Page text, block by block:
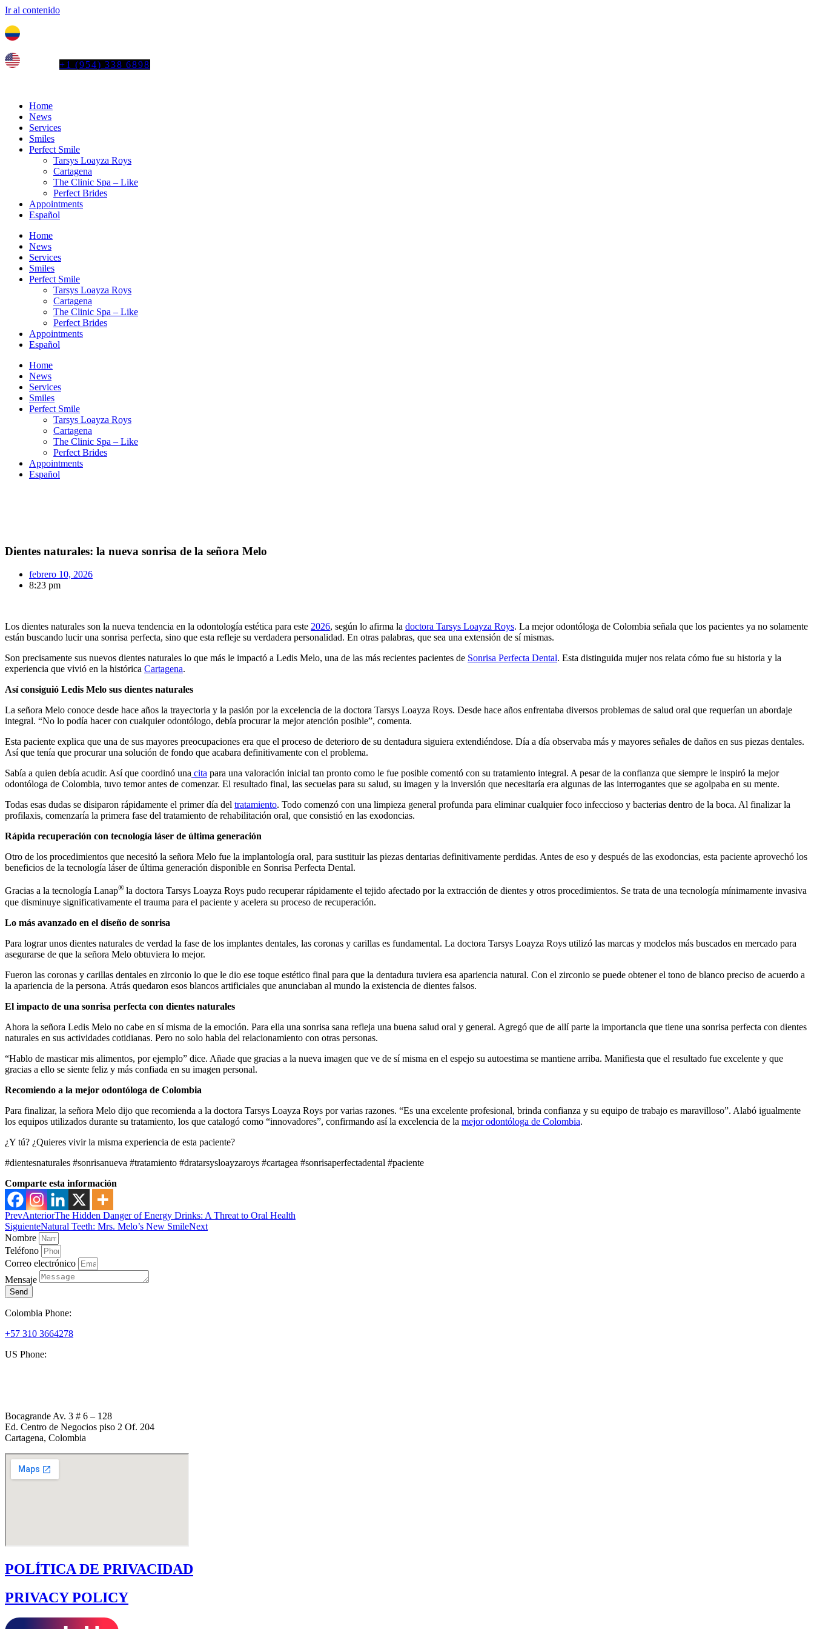
Ir al contenido
+1 (954) 338 6898
Home
News
Services
Smiles
Perfect Smile
Tarsys Loayza Roys
Cartagena
The Clinic Spa – Like
Perfect Brides
Appointments
Español
Home
News
Services
Smiles
Perfect Smile
Tarsys Loayza Roys
Cartagena
The Clinic Spa – Like
Perfect Brides
Appointments
Español
Home
News
Services
Smiles
Perfect Smile
Tarsys Loayza Roys
Cartagena
The Clinic Spa – Like
Perfect Brides
Appointments
Español
Dientes naturales: la nueva sonrisa de la señora Melo
febrero 10, 2026
8:23 pm
Los dientes naturales son la nueva tendencia en la odontología estética para este 2026, según lo afirma la doctora Tarsys Loayza Roys. La mejor odontóloga de Colombia señala que los pacientes ya no solamente
están buscando lucir una sonrisa perfecta, sino que esta refleje su verdadera personalidad. En otras palabras, que sea una extensión de sí mismas.
Son precisamente sus nuevos dientes naturales lo que más le impactó a Ledis Melo, una de las más recientes pacientes de Sonrisa Perfecta Dental. Esta distinguida mujer nos relata cómo fue su historia y la
experiencia que vivió en la histórica Cartagena.
Así consiguió Ledis Melo sus dientes naturales
La señora Melo conoce desde hace años la trayectoria y la pasión por la excelencia de la doctora Tarsys Loayza Roys. Desde hace años enfrentaba diversos problemas de salud oral que requerían un abordaje
integral. “No lo podía hacer con cualquier odontólogo, debía procurar la mejor atención posible”, comenta.
Esta paciente explica que una de sus mayores preocupaciones era que el proceso de deterioro de su dentadura siguiera extendiéndose. Día a día observaba más y mayores señales de daños en sus piezas dentales.
Así que tenía que procurar una solución de fondo que acabara definitivamente con el problema.
Sabía a quien debía acudir. Así que coordinó una cita para una valoración inicial tan pronto como le fue posible comentó con su tratamiento integral. A pesar de la confianza que siempre le inspiró la mejor
odontóloga de Colombia, tuvo temor antes de comenzar. El resultado final, las secuelas para su salud, su imagen y la inversión que necesitaría era algunas de las interrogantes que se agolpaba en su mente.
Todas esas dudas se disiparon rápidamente el primer día del tratamiento. Todo comenzó con una limpieza general profunda para eliminar cualquier foco infeccioso y bacterias dentro de la boca. Al finalizar la
profilaxis, comenzaría la primera fase del tratamiento de rehabilitación oral, que consistió en las exodoncias.
Rápida recuperación con tecnología láser de última generación
Otro de los procedimientos que necesitó la señora Melo fue la implantología oral, para sustituir las piezas dentarias definitivamente perdidas. Antes de eso y después de las exodoncias, esta paciente aprovechó los
beneficios de la tecnología láser de última generación disponible en Sonrisa Perfecta Dental.
Gracias a la tecnología Lanap® la doctora Tarsys Loayza Roys pudo recuperar rápidamente el tejido afectado por la extracción de dientes y otros procedimientos. Se trata de una tecnología mínimamente invasiva
que disminuye significativamente el trauma para el paciente y acelera su proceso de recuperación.
Lo más avanzado en el diseño de sonrisa
Para lograr unos dientes naturales de verdad la fase de los implantes dentales, las coronas y carillas es fundamental. La doctora Tarsys Loayza Roys utilizó las marcas y modelos más buscados en mercado para
asegurarse de que la señora Melo obtuviera lo mejor.
Fueron las coronas y carillas dentales en zirconio lo que le dio ese toque estético final para que la dentadura tuviera esa apariencia natural. Con el zirconio se puede obtener el tono de blanco preciso de acuerdo a
la apariencia de la persona. Atrás quedaron esos blancos artificiales que anunciaban al mundo la existencia de dientes falsos.
El impacto de una sonrisa perfecta con dientes naturales
Ahora la señora Ledis Melo no cabe en sí misma de la emoción. Para ella una sonrisa sana refleja una buena salud oral y general. Agregó que de allí parte la importancia que tiene una sonrisa perfecta con dientes
naturales en sus actividades cotidianas. Pero no solo habla del relacionamiento con otras personas.
“Hablo de masticar mis alimentos, por ejemplo” dice. Añade que gracias a la nueva imagen que ve de sí misma en el espejo su autoestima se mantiene arriba. Manifiesta que el resultado fue excelente y que
gracias a ello se siente feliz y más confiada en su imagen personal.
Recomiendo a la mejor odontóloga de Colombia
Para finalizar, la señora Melo dijo que recomienda a la doctora Tarsys Loayza Roys por varias razones. “Es una excelente profesional, brinda confianza y su equipo de trabajo es maravilloso”. Alabó igualmente
los equipos utilizados durante su tratamiento, los que catalogó como “innovadores”, confirmando así la excelencia de la mejor odontóloga de Colombia.
¿Y tú? ¿Quieres vivir la misma experiencia de esta paciente?
#dientesnaturales #sonrisanueva #tratamiento #dratarsysloayzaroys #cartagea #sonrisaperfectadental #paciente
Comparte esta información
PrevAnteriorThe Hidden Danger of Energy Drinks: A Threat to Oral Health
SiguienteNatural Teeth: Mrs. Melo’s New SmileNext
Nombre
Teléfono
Correo electrónico
Mensaje
Send
Colombia Phone:
+57 310 3664278
US Phone:
Bocagrande Av. 3 # 6 – 128
Ed. Centro de Negocios piso 2 Of. 204
Cartagena, Colombia
POLÍTICA DE PRIVACIDAD
PRIVACY POLICY